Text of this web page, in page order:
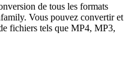
de tous les formats
Vous pouvez convertir et
fichiers tels que MP4, MP3,